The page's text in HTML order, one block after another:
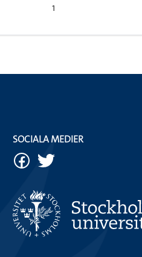
1
SOCIALA MEDIER